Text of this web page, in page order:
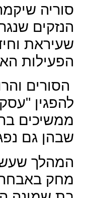
סוריה
הנזקים
שעיראת
הפעילות
הסורים
להפגין
ממשיכים
שבהן גם
המהלך
מחק